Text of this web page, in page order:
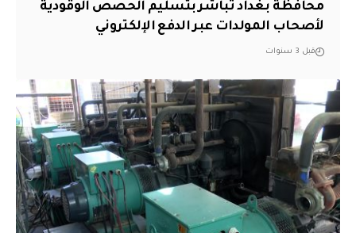
محافظة بغداد تباشر بتسليم الحصص الوقودية
لأصحاب المولدات عبر الدفع الإلكتروني
قبل 3 سنوات